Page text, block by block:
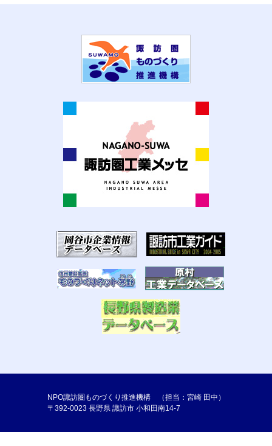
NPO諏訪圏ものづくり推進機構 （担当：宮崎 田中）
〒392-0023 長野県 諏訪市 小和田南14-7